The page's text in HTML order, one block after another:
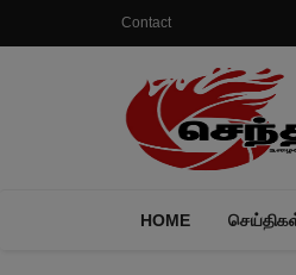
Contact
HOME